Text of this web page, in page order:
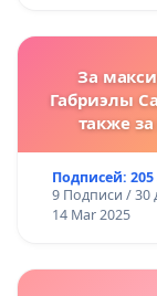
За
Габриэлы
также
за
Подписей: 205
9 Подписи / 30
14 Mar 2025